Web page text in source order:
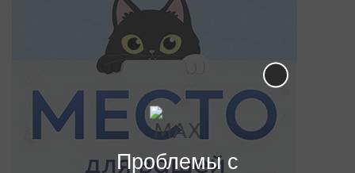
Проблемы с